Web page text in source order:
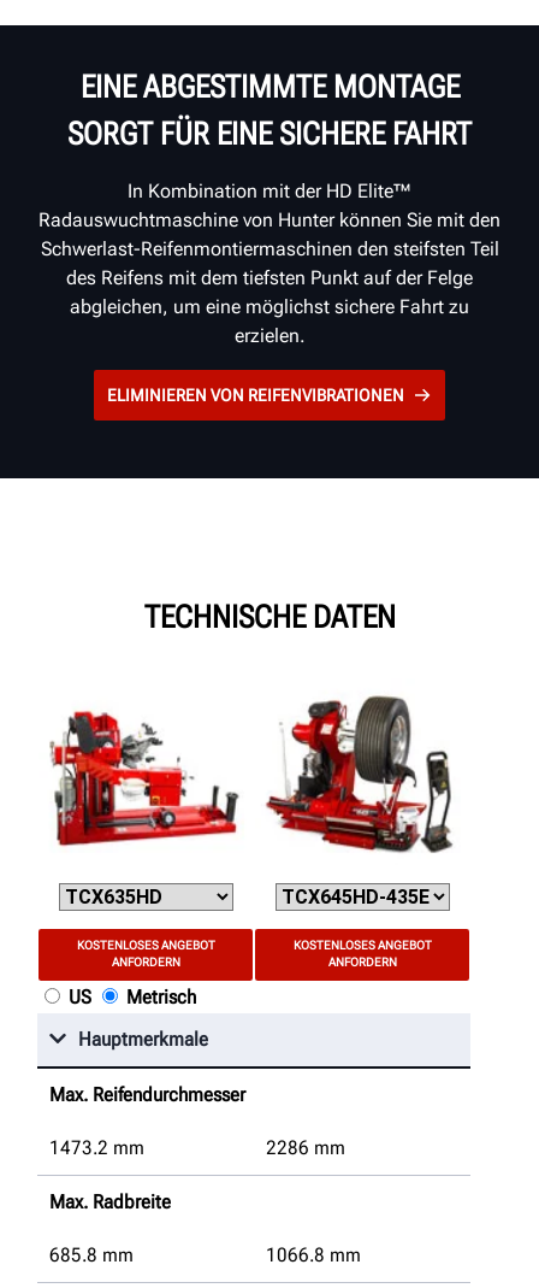
EINE ABGESTIMMTE MONTAGE
SORGT FÜR EINE SICHERE FAHRT
In Kombination mit der HD Elite™
Radauswuchtmaschine von Hunter können Sie mit den
Schwerlast-Reifenmontiermaschinen den steifsten Teil
des Reifens mit dem tiefsten Punkt auf der Felge
abgleichen, um eine möglichst sichere Fahrt zu
erzielen.
ELIMINIEREN VON REIFENVIBRATIONEN
TECHNISCHE DATEN
KOSTENLOSES ANGEBOT
ANFORDERN
KOSTENLOSES ANGEBOT
ANFORDERN
US
Metrisch
Hauptmerkmale
Max. Reifendurchmesser
1473.2 mm 2286 mm
Max. Radbreite
685.8 mm 1066.8 mm